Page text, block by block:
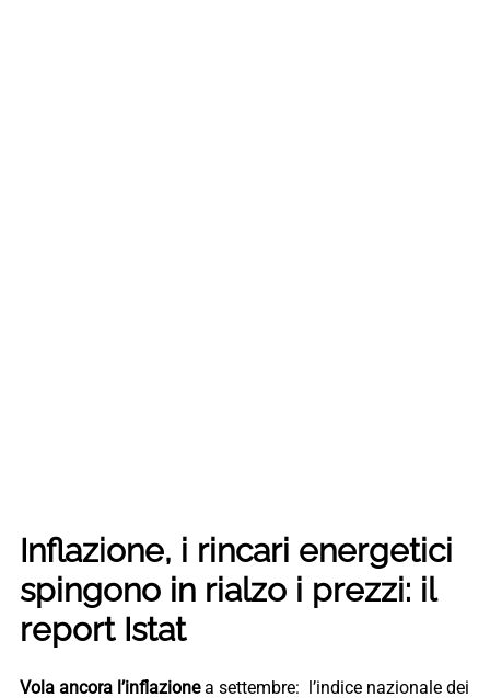
Inflazione, i rincari energetici
spingono in rialzo i prezzi: il
report Istat
Vola ancora l’inflazionea settembre: l’indice nazionale dei